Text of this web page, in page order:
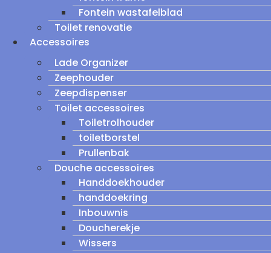
Fontein wastafelblad
Toilet renovatie
Accessoires
Lade Organizer
Zeephouder
Zeepdispenser
Toilet accessoires
Toiletrolhouder
toiletborstel
Prullenbak
Douche accessoires
Handdoekhouder
handdoekring
Inbouwnis
Doucherekje
Wissers